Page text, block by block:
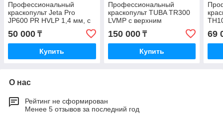
Профессиональный
краскопульт Jeta Pro
JP600 PR HVLP 1,4 мм, с
верхним пластиковым
бачком 0,6 л
50 000 ₸
Купить
Профессиональный
краскопульт TUBA TR300
LVMP с верхним
пластиковым бачком 0,6
л, дюза 1,4 мм
150 000₸
Купить
л,
69
О нас
Рейтинг не сформирован
Менее 5 отзывов за последний год